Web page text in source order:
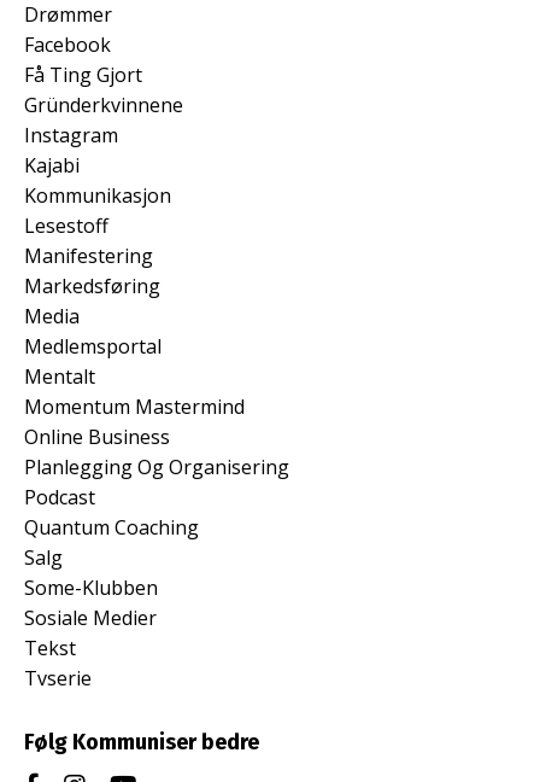
Drømmer
Facebook
Få Ting Gjort
Gründerkvinnene
Instagram
Kajabi
Kommunikasjon
Lesestoff
Manifestering
Markedsføring
Media
Medlemsportal
Mentalt
Momentum Mastermind
Online Business
Planlegging Og Organisering
Podcast
Quantum Coaching
Salg
Some-Klubben
Sosiale Medier
Tekst
Tvserie
Følg Kommuniser bedre